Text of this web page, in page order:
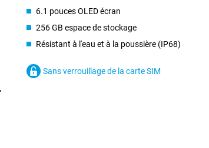
6.1 pouces OLED écran
256 GB espace de stockage
Résistant à l'eau et à la poussière (IP68)
Sans verrouillage de la carte SIM